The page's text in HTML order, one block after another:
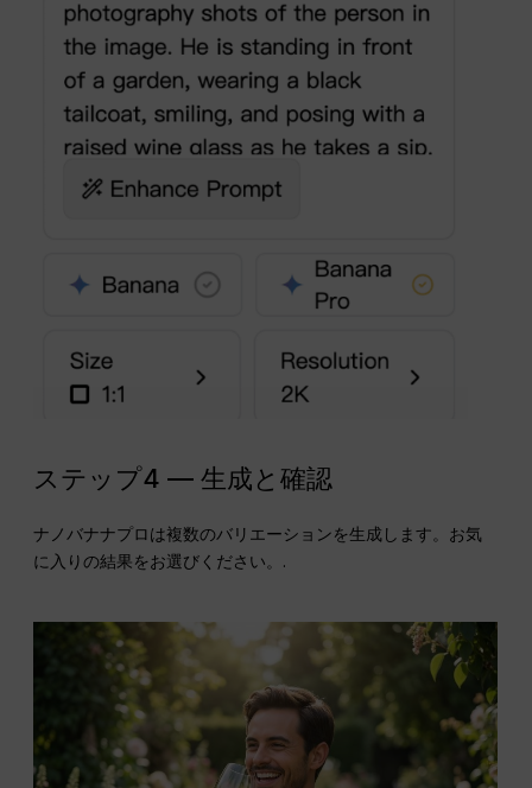
ステップ4 — 生成と確認
ナノバナナプロは複数のバリエーションを生成します。お気
に入りの結果をお選びください。.